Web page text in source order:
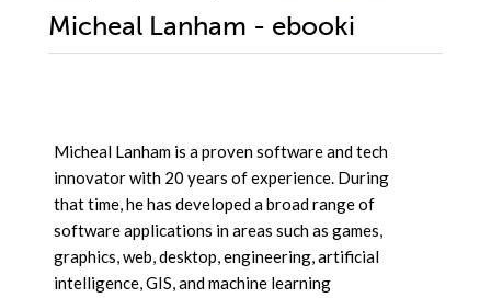
Micheal Lanham - ebooki
Micheal Lanham is a proven software and tech
innovator with 20 years of experience. During
that time, he has developed a broad range of
software applications in areas such as games,
graphics, web, desktop, engineering, artificial
intelligence, GIS, and machine learning